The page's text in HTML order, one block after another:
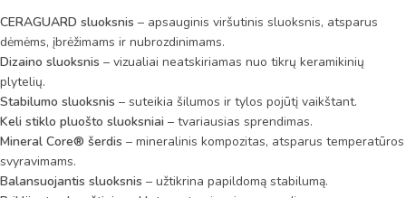
CERAGUARD sluoksnis – apsauginis viršutinis sluoksnis, atsparus
dėmėms, įbrėžimams ir nubrozdinimams.
Dizaino sluoksnis – vizualiai neatskiriamas nuo tikrų keramikinių
plytelių.
Stabilumo sluoksnis – suteikia šilumos ir tylos pojūtį vaikštant.
Keli stiklo pluošto sluoksniai – tvariausias sprendimas.
Mineral Core® šerdis – mineralinis kompozitas, atsparus temperatūros
svyravimams.
Balansuojantis sluoksnis – užtikrina papildomą stabilumą.